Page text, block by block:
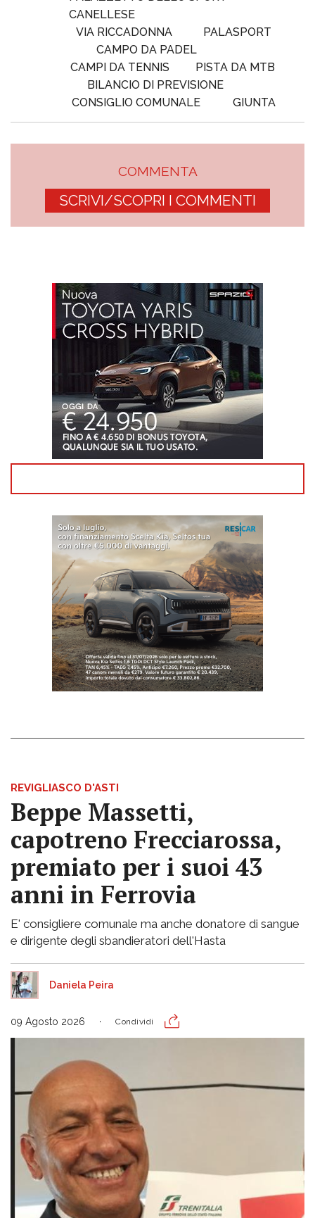
CANELLESE
VIA RICCADONNA
PALASPORT
CAMPO DA PADEL
CAMPI DA TENNIS
PISTA DA MTB
BILANCIO DI PREVISIONE
CONSIGLIO COMUNALE
GIUNTA
COMMENTA
SCRIVI/SCOPRI I COMMENTI
REVIGLIASCO D'ASTI
Beppe Massetti,
capotreno Frecciarossa,
premiato per i suoi 43
anni in Ferrovia
E' consigliere comunale ma anche donatore di sangue
e dirigente degli sbandieratori dell'Hasta
Daniela Peira
09 Agosto 2026 Condividi